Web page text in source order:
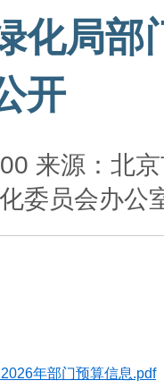
化局部
开
来源：北
委员会办公
年部门预算信息.pdf